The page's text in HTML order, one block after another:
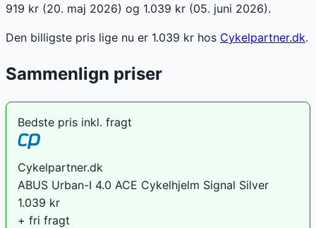
919 kr (20. maj 2026) og 1.039 kr (05. juni 2026).
Den billigste pris lige nu er 1.039 kr hos Cykelpartner.dk.
Sammenlign priser
Bedste pris inkl. fragt
Cykelpartner.dk
ABUS Urban-I 4.0 ACE Cykelhjelm Signal Silver
1.039 kr
+ fri fragt